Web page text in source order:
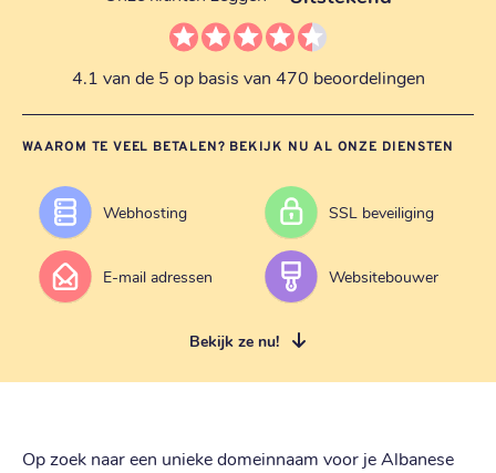
4.1 van de 5 op basis van 470 beoordelingen
WAAROM TE VEEL BETALEN? BEKIJK NU AL ONZE DIENSTEN
Webhosting SSL beveiliging
E-mail adressen Websitebouwer
Bekijk ze nu!
Op zoek naar een unieke domeinnaam voor je Albanese